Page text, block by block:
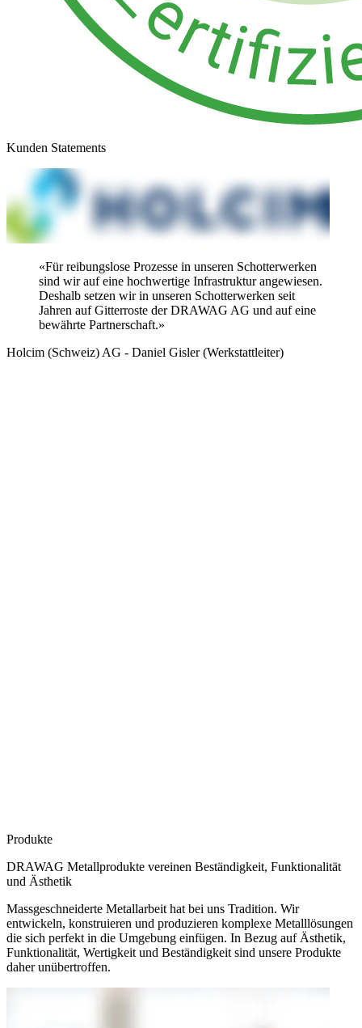
Kunden Statements
«Für reibungslose Prozesse in unseren Schotterwerken
sind wir auf eine hochwertige Infrastruktur angewiesen.
Deshalb setzen wir in unseren Schotterwerken seit
Jahren auf Gitterroste der DRAWAG AG und auf eine
bewährte Partnerschaft.»
Holcim (Schweiz) AG - Daniel Gisler (Werkstattleiter)
Produkte
DRAWAG Metallprodukte vereinen Beständigkeit, Funktionalität
und Ästhetik
Massgeschneiderte Metallarbeit hat bei uns Tradition. Wir
entwickeln, konstruieren und produzieren komplexe Metalllösungen
die sich perfekt in die Umgebung einfügen. In Bezug aufÄsthetik,
Funktionalität, Wertigkeit und Beständigkeit sind unsere Produkte
daher unübertroffen.